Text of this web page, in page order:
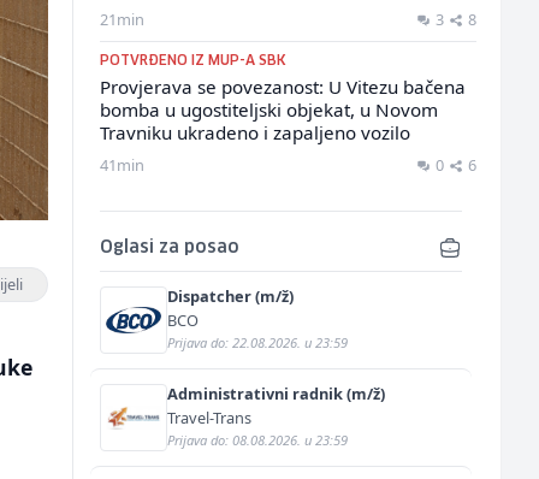
21min 3 8
POTVRĐENO IZ MUP-A SBK
Provjerava se povezanost: U Vitezu bačena
bomba u ugostiteljski objekat, u Novom
Travniku ukradeno i zapaljeno vozilo
41min 0 6
Oglasi za posao
Dispatcher (m/ž)
BCO
Prijava do: 22.08.2026. u 23:59
Administrativni radnik (m/ž)
Travel-Trans
Prijava do: 08.08.2026. u 23:59